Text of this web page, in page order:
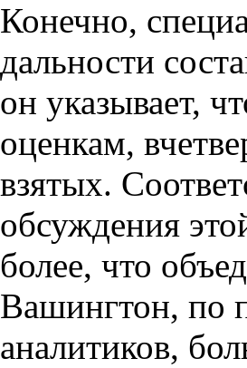
Конечно,
дальности
он указывает,
оценкам,
взятых.
обсуждения
более, что
Вашингтон, по
аналитиков,